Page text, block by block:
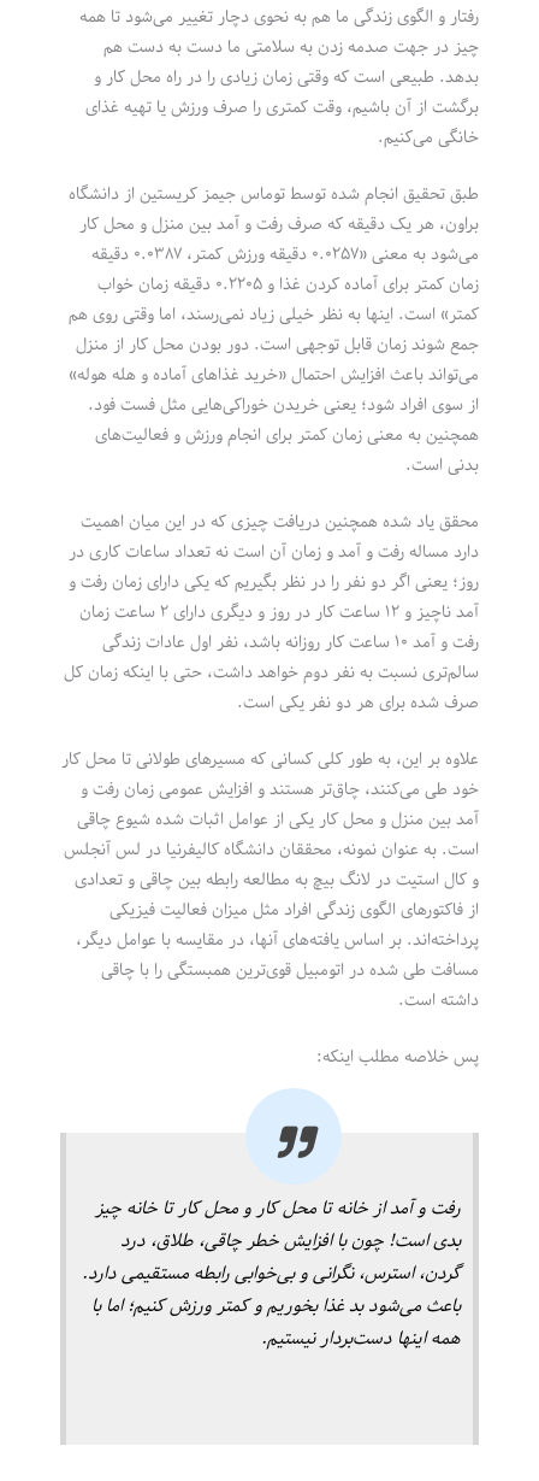
رفتار و الگوی زندگی ما هم به نحوی دچار تغییر می‌شود تا همه
چیز در جهت صدمه زدن به سلامتی ما دست به دست هم
بدهد. طبیعی است که وقتی زمان زیادی را در راه محل کار و
برگشت از آن باشیم، وقت کمتری را صرف ورزش یا تهیه غذای
خانگی می‌کنیم.
طبق تحقیق انجام شده توسط توماس جیمز کریستین از دانشگاه
براون، هر یک دقیقه که صرف رفت و آمد بین منزل و محل کار
می‌شود به معنی «۰.۰۲۵۷ دقیقه ورزش کمتر، ۰.۰۳۸۷ دقیقه
زمان کمتر برای آماده کردن غذا و ۰.۲۲۰۵ دقیقه زمان خواب
کمتر» است. اینها به نظر خیلی زیاد نمی‌رسند، اما وقتی روی هم
جمع شوند زمان قابل توجهی است. دور بودن محل کار از منزل
می‌تواند باعث افزایش احتمال «خرید غذاهای آماده و هله هوله»
از سوی افراد شود؛ یعنی خریدن خوراکی‌هایی مثل فست فود.
همچنین به معنی زمان کمتر برای انجام ورزش و فعالیت‌های
بدنی است.
محقق یاد شده همچنین دریافت چیزی که در این میان اهمیت
دارد مساله رفت و آمد و زمان آن است نه تعداد ساعات کاری در
روز؛ یعنی اگر دو نفر را در نظر بگیریم که یکی دارای زمان رفت و
آمد ناچیز و ۱۲ ساعت کار در روز و دیگری دارای ۲ ساعت زمان
رفت و آمد ۱۰ ساعت کار روزانه باشد، نفر اول عادات زندگی
سالم‌تری نسبت به نفر دوم خواهد داشت، حتی با اینکه زمان کل
صرف شده برای هر دو نفر یکی است.
علاوه بر این، به طور کلی کسانی که مسیرهای طولانی تا محل کار
خود طی می‌کنند، چاق‌تر هستند و افزایش عمومی زمان رفت و
آمد بین منزل و محل کار یکی از عوامل اثبات شده شیوع چاقی
است. به عنوان نمونه، محققان دانشگاه کالیفرنیا در لس آنجلس
و کال استیت در لانگ بیچ به مطالعه رابطه بین چاقی و تعدادی
از فاکتورهای الگوی زندگی افراد مثل میزان فعالیت فیزیکی
پرداخته‌اند. بر اساس یافته‌های آنها، در مقایسه با عوامل دیگر،
مسافت طی شده در اتومبیل قوی‌ترین همبستگی را با چاقی
داشته است.
پس خلاصه مطلب اینکه:
رفت و آمد از خانه تا محل کار و محل کار تا خانه چیز
بدی است! چون با افزایش خطر چاقی، طلاق، درد
گردن، استرس، نگرانی و بی‌خوابی رابطه مستقیمی دارد.
باعث می‌شود بد غذا بخوریم و کمتر ورزش کنیم؛ اما با
همه اینها دست‌بردار نیستیم.